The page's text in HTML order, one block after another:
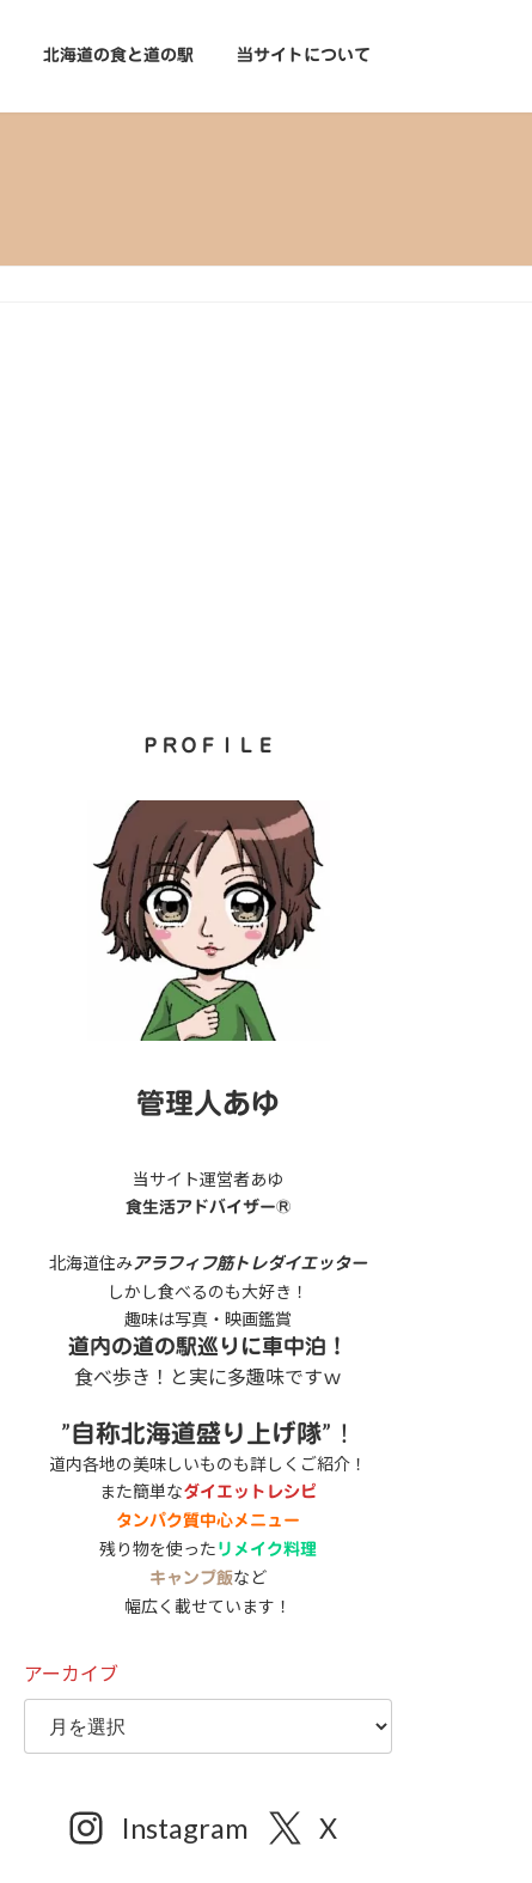
北海道の食と道の駅 当サイトについて
ＰＲＯＦＩＬＥ
管理人あゆ
当サイト運営者あゆ
食生活アドバイザー®
北海道住み アラフィフ筋トレダイエッター
しかし食べるのも大好き！
趣味は写真・映画鑑賞
道内の道の駅巡りに車中泊！
食べ歩き！と実に多趣味ですｗ
”自称北海道盛り上げ隊”！
道内各地の美味しいものも詳しくご紹介！
また簡単なダイエットレシピ
タンパク質中心メニュー
残り物を使った リメイク料理
キャンプ飯など
幅広く載せています！
アーカイブ
Instagram X